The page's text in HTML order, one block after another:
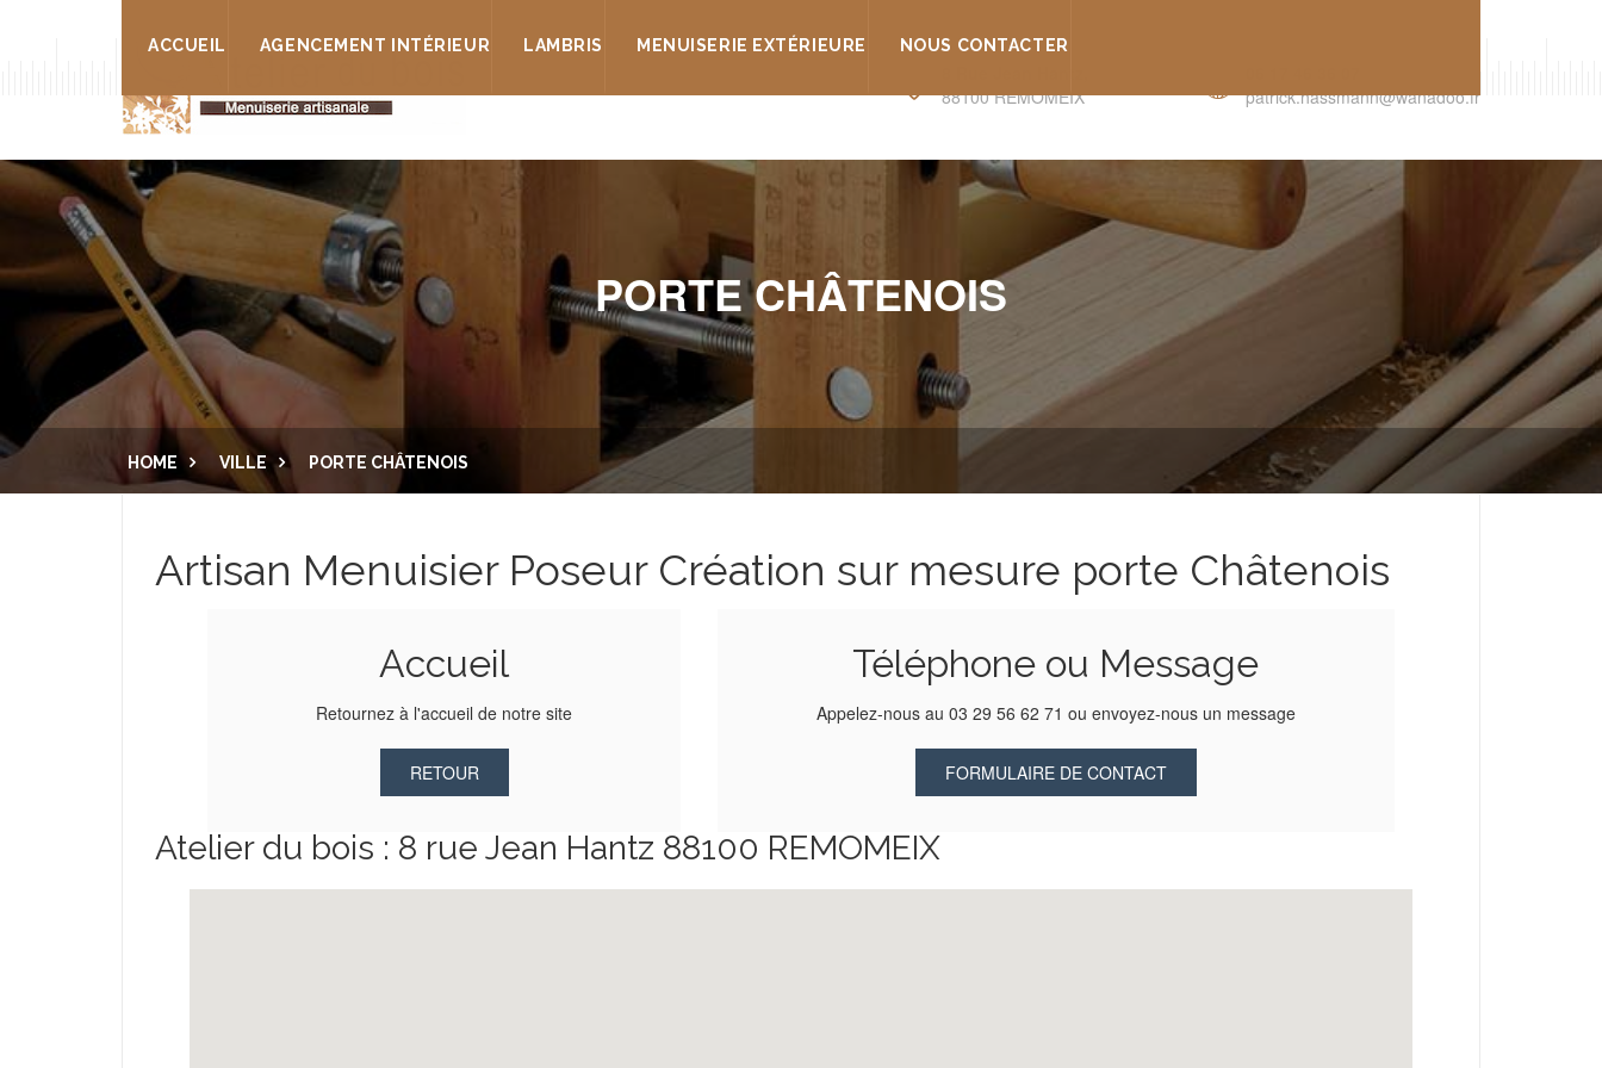
88100 REMOMEIX
patrick.hassmann@wanadoo.fr
ACCUEIL AGENCEMENT INTÉRIEUR LAMBRIS MENUISERIE EXTÉRIEURE NOUS CONTACTER
PORTE CHÂTENOIS
HOME VILLE PORTE CHÂTENOIS
Artisan Menuisier Poseur Création sur mesure porte Châtenois
Accueil
Retournez à l'accueil de notre site
RETOUR
Téléphone ou Message
Appelez-nous au 03 29 56 62 71 ou envoyez-nous un message
FORMULAIRE DE CONTACT
Atelier du bois : 8 rue Jean Hantz 88100 REMOMEIX